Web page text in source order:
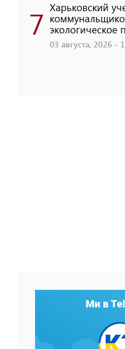
7 Харьковский
экологическое
03 августа, 2026 -